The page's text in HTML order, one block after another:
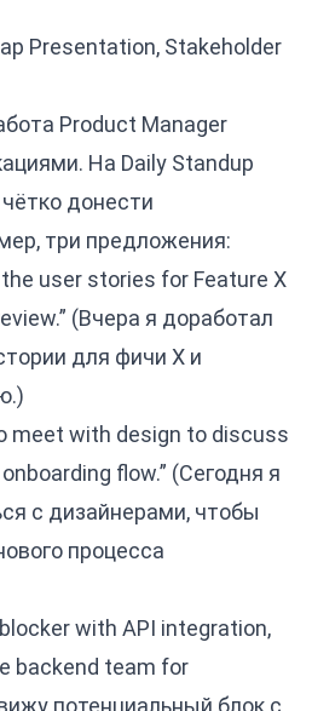
Presentation, Stakeholder
Product Manager
На Daily Standup
донести
три предложения:
user stories for Feature X
(Вчера я доработал
для фичи X и
meet with design to discuss
flow.” (Сегодня я
с дизайнерами, чтобы
процесса
with API integration,
backend team for
потенциальный блок с